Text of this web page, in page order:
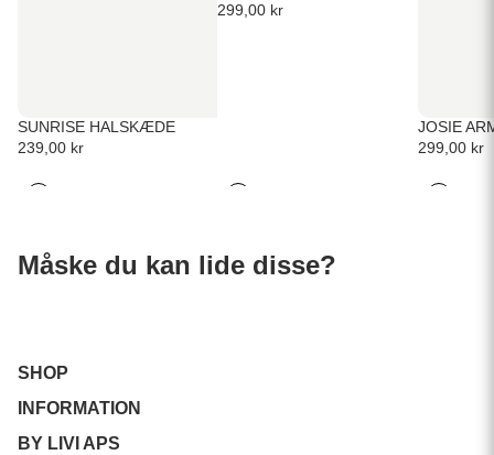
SUNRISE HALSKÆDE
239,00 kr
299,00 kr
JOSIE
299,00 kr
Måske du kan lide disse?
SHOP
INFORMATION
BY LIVI APS